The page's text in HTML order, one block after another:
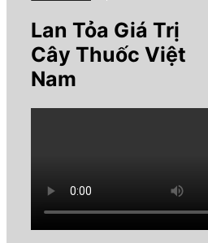
Lan Tỏa Giá Trị
Cây Thuốc Việt
Nam